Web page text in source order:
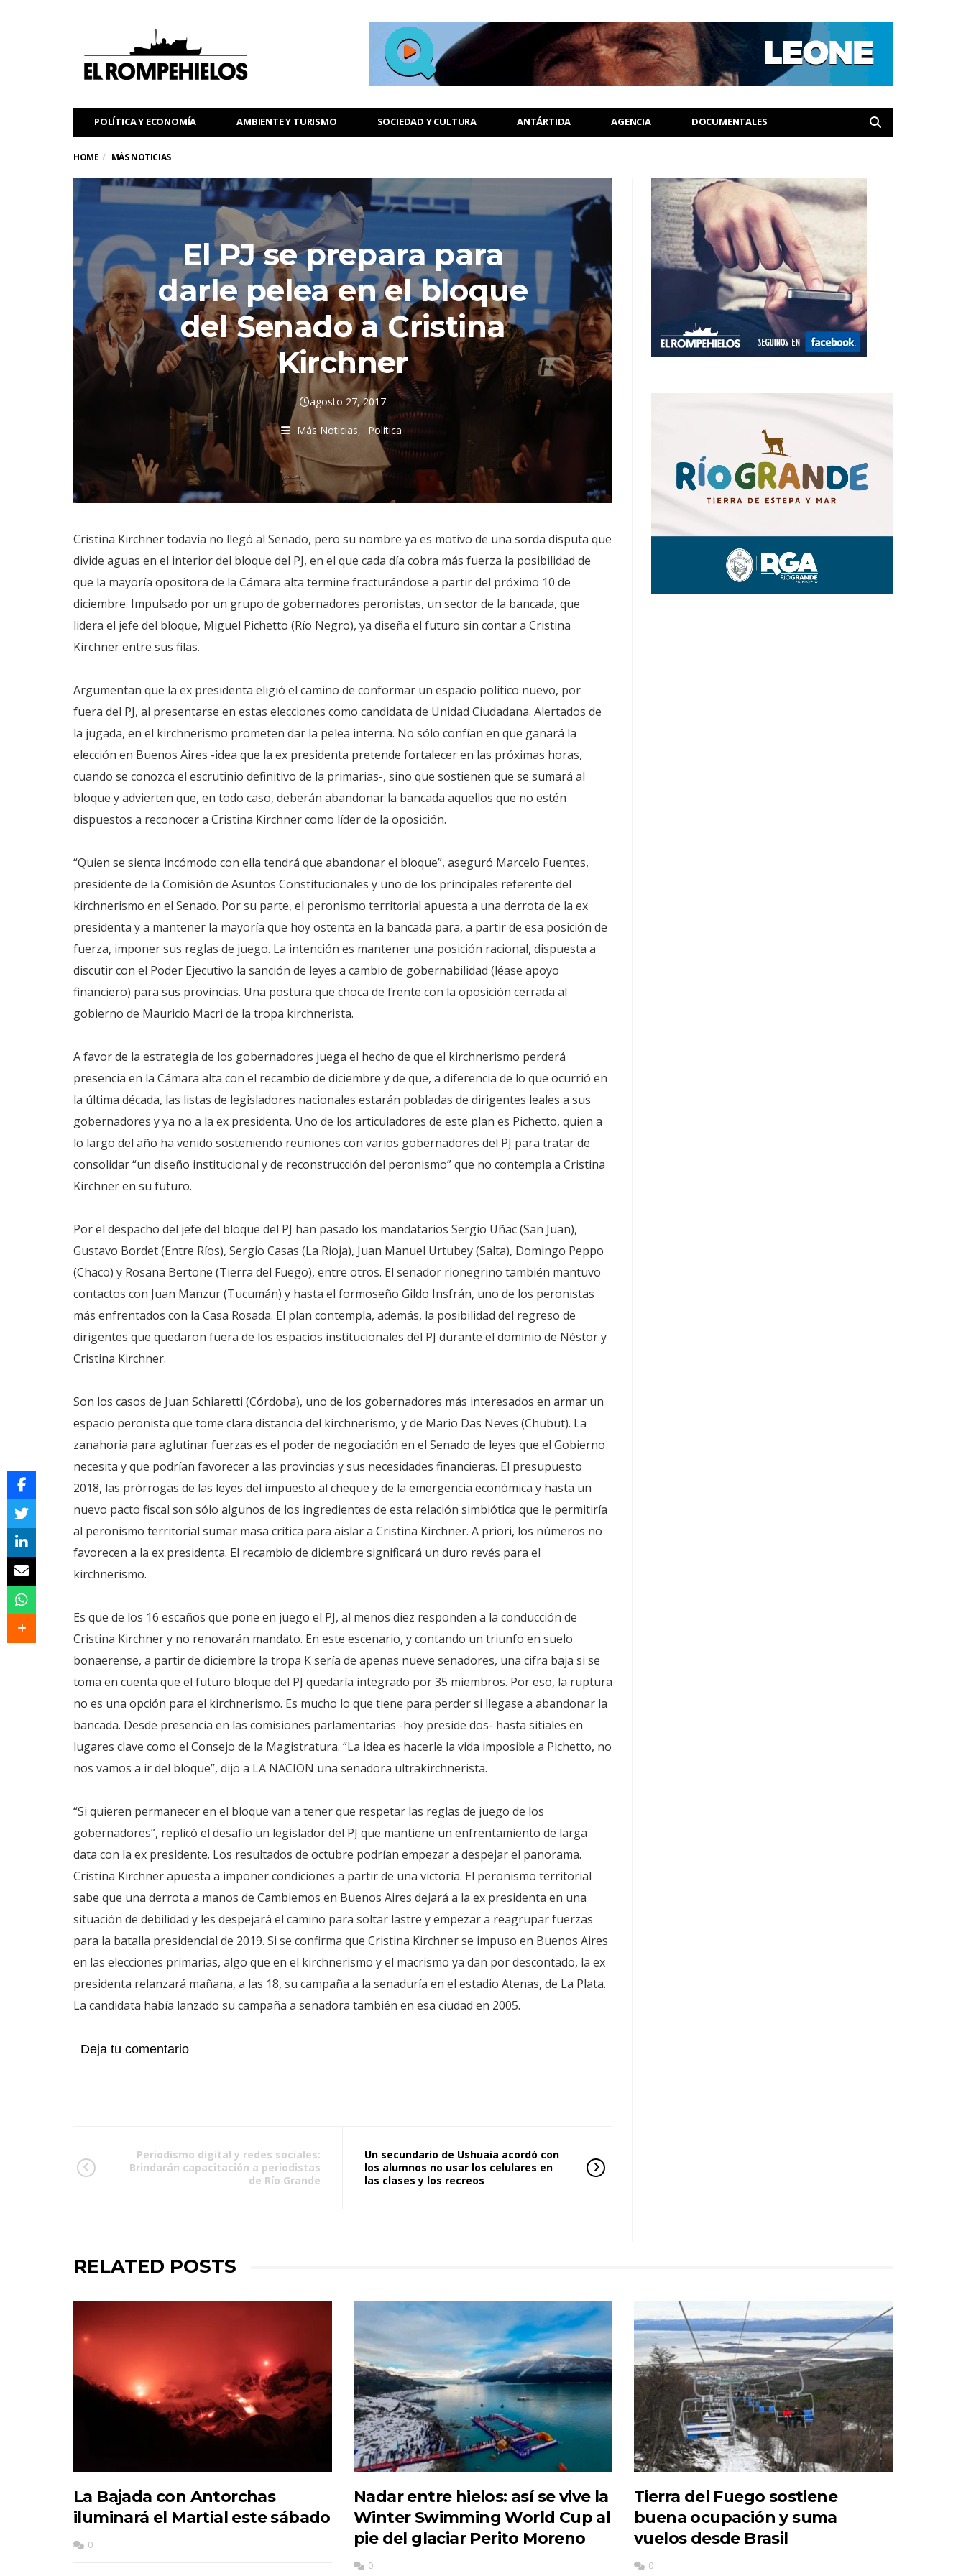
POLÍTICA Y ECONOMÍA AMBIENTE Y TURISMO SOCIEDAD Y CULTURA ANTÁRTIDA AGENCIA DOCUMENTALES
HOME MÁS NOTICIAS
El PJ se prepara para
darle pelea en el bloque
del Senado a Cristina
Kirchner
agosto 27, 2017
Más Noticias Política
Cristina Kirchner todavía no llegó al Senado, pero su nombre ya es motivo de una sorda disputa que
divide aguas en el interior del bloque del PJ, en el que cada día cobra más fuerza la posibilidad de
que la mayoría opositora de la Cámara alta termine fracturándose a partir del próximo 10 de
diciembre. Impulsado por un grupo de gobernadores peronistas, un sector de la bancada, que
lidera el jefe del bloque, Miguel Pichetto (Río Negro), ya diseña el futuro sin contar a Cristina
Kirchner entre sus filas.
Argumentan que la ex presidenta eligió el camino de conformar un espacio político nuevo, por
fuera del PJ, al presentarse en estas elecciones como candidata de Unidad Ciudadana. Alertados de
la jugada, en el kirchnerismo prometen dar la pelea interna. No sólo confían en que ganará la
elección en Buenos Aires -idea que la ex presidenta pretende fortalecer en las próximas horas,
cuando se conozca el escrutinio definitivo de la primarias-, sino que sostienen que se sumará al
bloque y advierten que, en todo caso, deberán abandonar la bancada aquellos que no estén
dispuestos a reconocer a Cristina Kirchner como líder de la oposición.
“Quien se sienta incómodo con ella tendrá que abandonar el bloque”, aseguró Marcelo Fuentes,
presidente de la Comisión de Asuntos Constitucionales y uno de los principales referente del
kirchnerismo en el Senado. Por su parte, el peronismo territorial apuesta a una derrota de la ex
presidenta y a mantener la mayoría que hoy ostenta en la bancada para, a partir de esa posición de
fuerza, imponer sus reglas de juego. La intención es mantener una posición racional, dispuesta a
discutir con el Poder Ejecutivo la sanción de leyes a cambio de gobernabilidad (léase apoyo
financiero) para sus provincias. Una postura que choca de frente con la oposición cerrada al
gobierno de Mauricio Macri de la tropa kirchnerista.
A favor de la estrategia de los gobernadores juega el hecho de que el kirchnerismo perderá
presencia en la Cámara alta con el recambio de diciembre y de que, a diferencia de lo que ocurrió en
la última década, las listas de legisladores nacionales estarán pobladas de dirigentes leales a sus
gobernadores y ya no a la ex presidenta. Uno de los articuladores de este plan es Pichetto, quien a
lo largo del año ha venido sosteniendo reuniones con varios gobernadores del PJ para tratar de
consolidar “un diseño institucional y de reconstrucción del peronismo” que no contempla a Cristina
Kirchner en su futuro.
Por el despacho del jefe del bloque del PJ han pasado los mandatarios Sergio Uñac (San Juan),
Gustavo Bordet (Entre Ríos), Sergio Casas (La Rioja), Juan Manuel Urtubey (Salta), Domingo Peppo
(Chaco) y Rosana Bertone (Tierra del Fuego), entre otros. El senador rionegrino también mantuvo
contactos con Juan Manzur (Tucumán) y hasta el formoseño Gildo Insfrán, uno de los peronistas
más enfrentados con la Casa Rosada. El plan contempla, además, la posibilidad del regreso de
dirigentes que quedaron fuera de los espacios institucionales del PJ durante el dominio de Néstor y
Cristina Kirchner.
Son los casos de Juan Schiaretti (Córdoba), uno de los gobernadores más interesados en armar un
espacio peronista que tome clara distancia del kirchnerismo, y de Mario Das Neves (Chubut). La
zanahoria para aglutinar fuerzas es el poder de negociación en el Senado de leyes que el Gobierno
necesita y que podrían favorecer a las provincias y sus necesidades financieras. El presupuesto
2018, las prórrogas de las leyes del impuesto al cheque y de la emergencia económica y hasta un
nuevo pacto fiscal son sólo algunos de los ingredientes de esta relación simbiótica que le permitiría
al peronismo territorial sumar masa crítica para aislar a Cristina Kirchner. A priori, los números no
favorecen a la ex presidenta. El recambio de diciembre significará un duro revés para el
kirchnerismo.
Es que de los 16 escaños que pone en juego el PJ, al menos diez responden a la conducción de
Cristina Kirchner y no renovarán mandato. En este escenario, y contando un triunfo en suelo
bonaerense, a partir de diciembre la tropa K sería de apenas nueve senadores, una cifra baja si se
toma en cuenta que el futuro bloque del PJ quedaría integrado por 35 miembros. Por eso, la ruptura
no es una opción para el kirchnerismo. Es mucho lo que tiene para perder si llegase a abandonar la
bancada. Desde presencia en las comisiones parlamentarias -hoy preside dos- hasta sitiales en
lugares clave como el Consejo de la Magistratura. “La idea es hacerle la vida imposible a Pichetto, no
nos vamos a ir del bloque”, dijo a LA NACION una senadora ultrakirchnerista.
“Si quieren permanecer en el bloque van a tener que respetar las reglas de juego de los
gobernadores”, replicó el desafío un legislador del PJ que mantiene un enfrentamiento de larga
data con la ex presidente. Los resultados de octubre podrían empezar a despejar el panorama.
Cristina Kirchner apuesta a imponer condiciones a partir de una victoria. El peronismo territorial
sabe que una derrota a manos de Cambiemos en Buenos Aires dejará a la ex presidenta en una
situación de debilidad y les despejará el camino para soltar lastre y empezar a reagrupar fuerzas
para la batalla presidencial de 2019. Si se confirma que Cristina Kirchner se impuso en Buenos Aires
en las elecciones primarias, algo que en el kirchnerismo y el macrismo ya dan por descontado, la ex
presidenta relanzará mañana, a las 18, su campaña a la senaduría en el estadio Atenas, de La Plata.
La candidata había lanzado su campaña a senadora también en esa ciudad en 2005.
Deja tu comentario
Periodismo digital y redes sociales:
Brindarán capacitación a periodistas
de Río Grande
Un secundario de Ushuaia acordó con
los alumnos no usar los celulares en
las clases y los recreos
RELATED POSTS
La Bajada con Antorchas
iluminará el Martial este sábado
0
Nadar entre hielos: así se vive la
Winter Swimming World Cup al
pie del glaciar Perito Moreno
0
Tierra del Fuego sostiene
buena ocupación y suma
vuelos desde Brasil
0